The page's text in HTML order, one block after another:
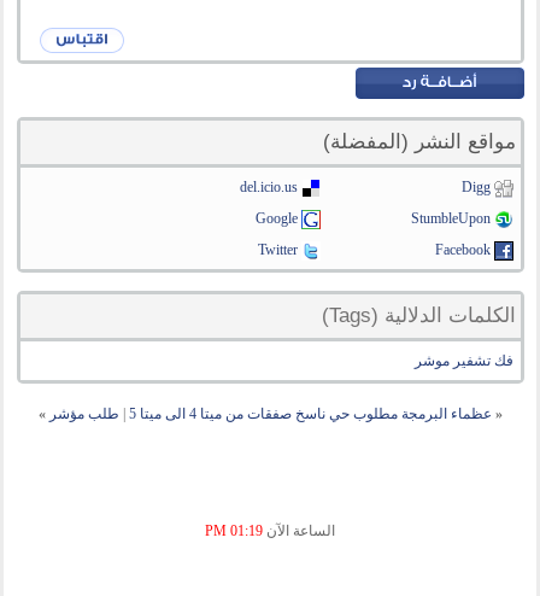
مواقع النشر (المفضلة)
Digg
del.icio.us
StumbleUpon
Google
Facebook
Twitter
الكلمات الدلالية (Tags)
فك تشفير موشر
« عظماء البرمجة مطلوب حي ناسخ صفقات من ميتا 4 الى ميتا 5 طلب مؤشر »
الساعة الآن 01:19 PM